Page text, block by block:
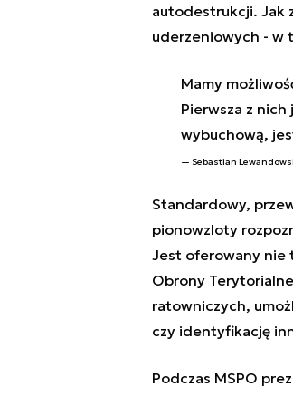
autodestrukcji. Jak
uderzeniowych - w
Mamy
Pierwsza z
wybuchową,
Sebastian
Standardowy,
pionowzloty
Jest oferowany nie
Obrony
ratowniczych,
czy identyfikację
Podczas MSPO